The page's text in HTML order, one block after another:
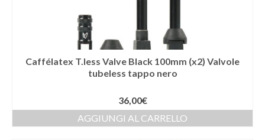
Caffélatex T.less Valve Black 100mm (x2) Valvole
tubeless tappo nero
36,00€
AGGIUNGI AL CARRELLO